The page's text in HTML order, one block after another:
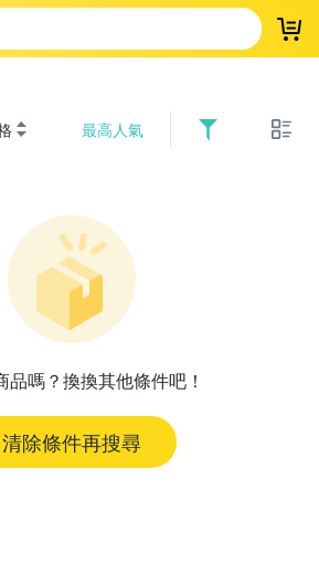
登
最高人氣
品嗎？換換其他條件吧！
清除條件再搜尋